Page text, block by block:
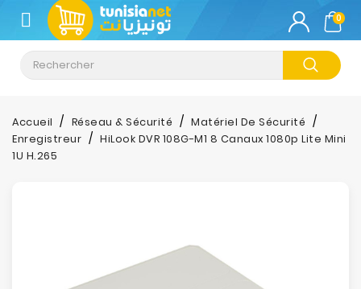
CATÉGORIE
Climatisation
Informatique
Téléphonie
0
Accueil Réseau & Sécurité
Matériel De Sécurité
Enregistreur
HiLook DVR 108G-M1 8 Canaux 1080p Lite Mini
1U H.265